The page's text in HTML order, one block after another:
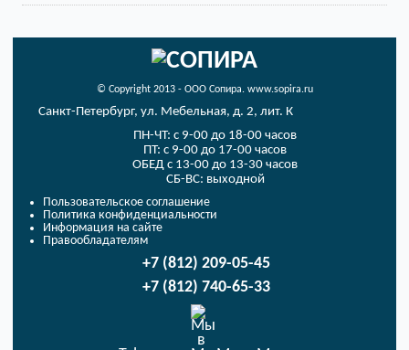
© Copyright 2013 - ООО Сопира. www.sopira.ru
Санкт-Петербург, ул. Мебельная, д. 2, лит. К
ПН-ЧТ: с 9-00 до 18-00 часов
ПТ: с 9-00 до 17-00 часов
ОБЕД с 13-00 до 13-30 часов
СБ-ВС: выходной
Пользовательское соглашение
Политика конфиденциальности
Информация на сайте
Правообладателям
+7 (812) 209-05-45
+7 (812) 740-65-33